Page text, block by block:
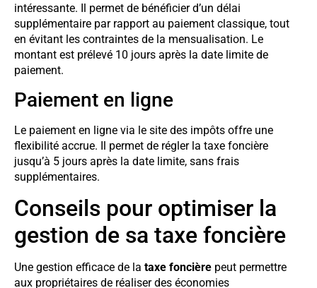
intéressante. Il permet de bénéficier d’un délai
supplémentaire par rapport au paiement classique, tout
en évitant les contraintes de la mensualisation. Le
montant est prélevé 10 jours après la date limite de
paiement.
Paiement en ligne
Le paiement en ligne via le site des impôts offre une
flexibilité accrue. Il permet de régler la taxe foncière
jusqu’à 5 jours après la date limite, sans frais
supplémentaires.
Conseils pour optimiser la
gestion de sa taxe foncière
Une gestion efficace de la taxe foncière peut permettre
aux propriétaires de réaliser des économies